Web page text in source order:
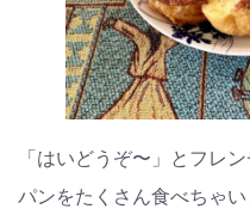
「はいどうぞ〜」とフレ
パンをたくさん食べちゃ